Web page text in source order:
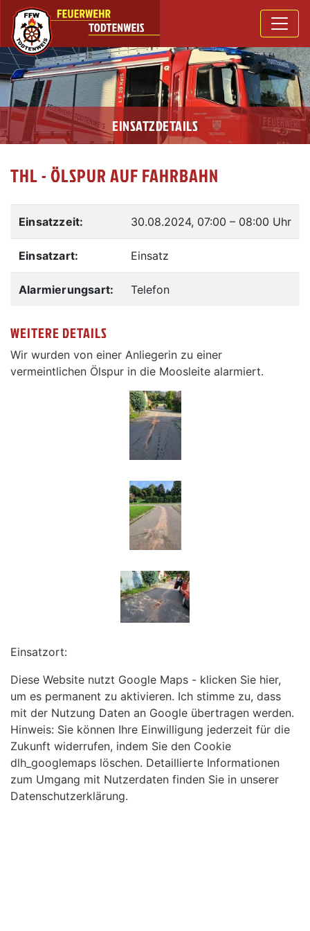
EINSATZDETAILS
THL - ÖLSPUR AUF FAHRBAHN
Einsatzzeit: 30.08.2024, 07:00 – 08:00 Uhr
Einsatzart: Einsatz
Alarmierungsart: Telefon
WEITERE DETAILS
Wir wurden von einer Anliegerin zu einer
vermeintlichen Ölspur in die Moosleite alarmiert.
Einsatzort:
Diese Website nutzt Google Maps - klicken Sie hier,
um es permanent zu aktivieren. Ich stimme zu, dass
mit der Nutzung Daten an Google übertragen werden.
Hinweis: Sie können Ihre Einwilligung jederzeit für die
Zukunft widerrufen, indem Sie den Cookie
dlh_googlemaps löschen. Detaillierte Informationen
zum Umgang mit Nutzerdaten finden Sie in unserer
Datenschutzerklärung.